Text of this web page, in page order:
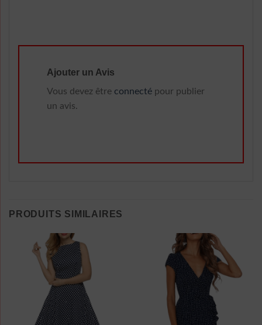
Ajouter un Avis
Vous devez être connecté pour publier
un avis.
PRODUITS SIMILAIRES